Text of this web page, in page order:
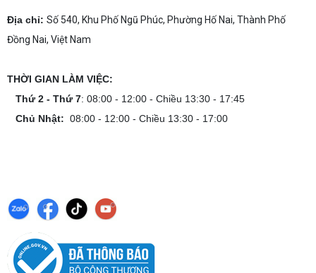
Địa chỉ: Số 540, Khu Phố Ngũ Phúc, Phường Hố Nai, Thành Phố
Đồng Nai, Việt Nam
THỜI GIAN LÀM VIỆC:
Thứ 2 - Thứ 7: 08:00 - 12:00 - Chiều 13:30 - 17:45
Chủ Nhật: 08:00 - 12:00 - Chiều 13:30 - 17:00